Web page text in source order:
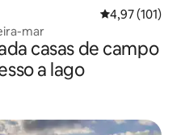
4,97 de uma
4,97 (101)
mar
casas de campo
a lago